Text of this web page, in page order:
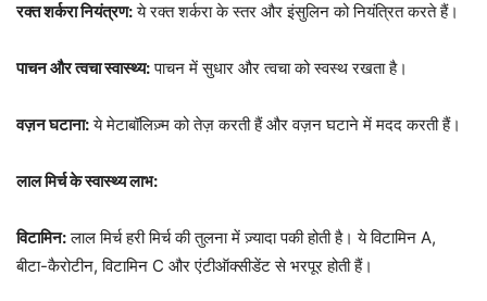
रक्त शर्करा नियंत्रण:ये रक्त शर्करा के स्तर और इंसुलिन को नियंत्रित करते हैं।
पाचन और त्वचा स्वास्थ्य:पाचन में सुधार और त्वचा को स्वस्थ रखता है।
वज़न घटाना:ये मेटाबॉलिज़्म को तेज़ करती हैं और वज़न घटाने में मदद करती हैं।
लाल मिर्च के स्वास्थ्य लाभ:
विटामिन:लाल मिर्च हरी मिर्च की तुलना में ज़्यादा पकी होती है। ये विटामिन A,
बीटा-कैरोटीन, विटामिन C और एंटीऑक्सीडेंट से भरपूर होती हैं।